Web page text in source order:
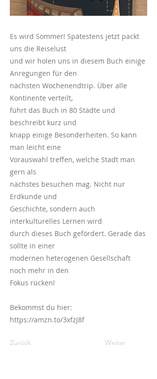
Es wird Sommer! Spätestens jetzt packt
uns die Reiselust
und wir holen uns in diesem Buch einige
Anregungen für den
nächsten Wochenendtrip. Über alle
Kontinente verteilt,
führt das Buch in 80 Städte und
beschreibt kurz und
knapp einige Besonderheiten. So kann
man leicht eine
Vorauswahl treffen, welche Stadt man
gern als
nächstes besuchen mag. Nicht nur
Erdkunde und
Geschichte, sondern auch
interkulturelles Lernen wird
durch dieses Buch gefördert. Gerade das
sollte in einer
modernen heterogenen Gesellschaft
noch mehr in den
Fokus rücken!
Bekommst du hier:
https://amzn.to/3xfzJ8f
Zurück Weiter